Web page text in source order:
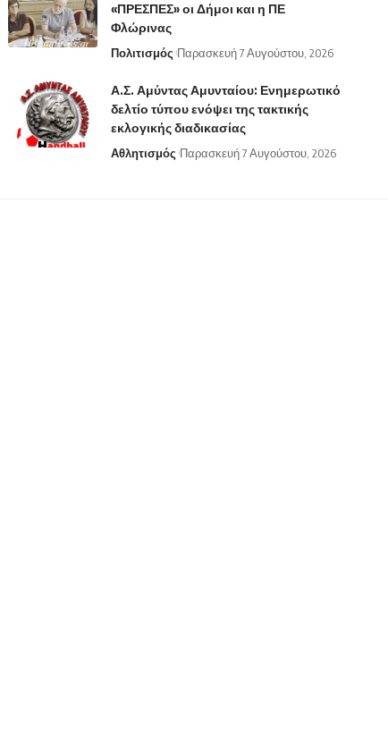
«ΠΡΕΣΠΕΣ» οι Δήμοι και η ΠΕ
Φλώρινας
Πολιτισμός Παρασκευή 7 Αυγούστου, 2026
Α.Σ. Αμύντας Αμυνταίου: Ενημερωτικό
δελτίο τύπου ενόψει της τακτικής
εκλογικής διαδικασίας
Αθλητισμός Παρασκευή 7 Αυγούστου, 2026